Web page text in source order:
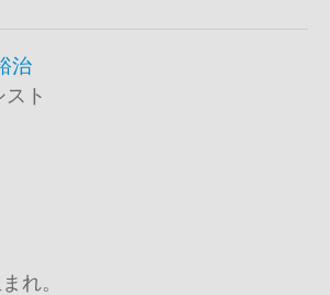
治
ト
れ。